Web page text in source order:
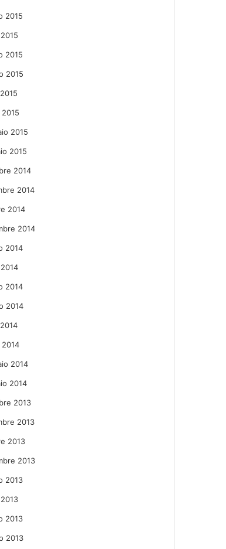
2015
2015
2015
2015
2015
2014
2014
2014
2014
2014
2014
2014
2014
2014
2013
2013
2013
2013
2013
2013
2013